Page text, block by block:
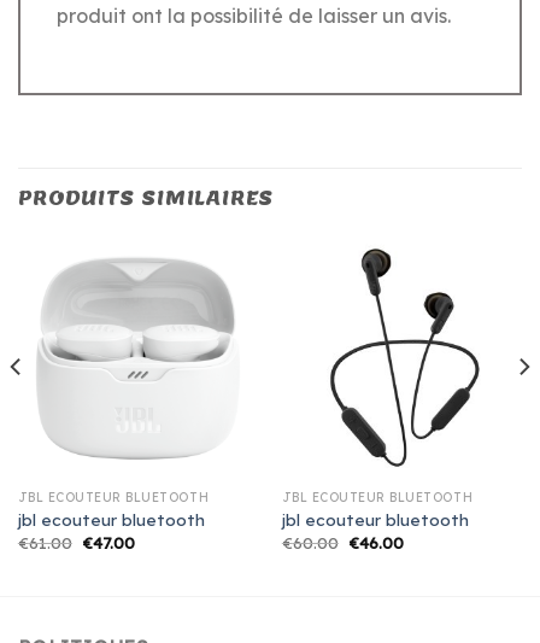
produit ont la possibilité de laisser un avis.
PRODUITS SIMILAIRES
JBL ECOUTEUR BLUETOOTH
jbl ecouteur bluetooth
€61.00 €47.00
JBL ECOUTEUR BLUETOOTH
jbl ecouteur bluetooth
€60.00 €46.00